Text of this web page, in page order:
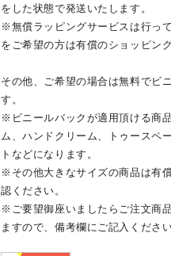
をした状態で発送いたします。
※無償ラッピングサービスは行っ
をご希望の方は有償のショッピン
その他、ご希望の場合は無料でビ
す。
※ビニールバックが適用頂ける商
ム、ハンドクリーム、トゥースペ
トなどになります。
※その他大きなサイズの商品は有
認ください。
※ご要望御座いましたらご注文商
ますので、備考欄にご記入ください